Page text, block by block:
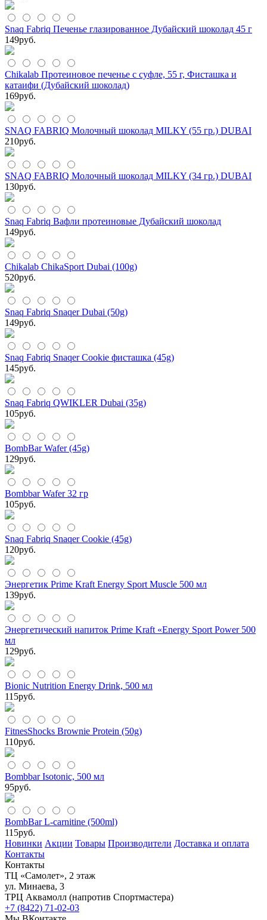
Snaq Fabriq Печенье глазированное Дубайский шоколад 45 г
149руб.
Chikalab Протеиновое печенье с суфле, 55 г, Фисташка и
катаифи (Дубайский шоколад)
169руб.
SNAQ FABRIQ Молочный шоколад MILKY (55 гр.) DUBAI
210руб.
SNAQ FABRIQ Молочный шоколад MILKY (34 гр.) DUBAI
130руб.
Snaq Fabriq Вафли протеиновые Дубайский шоколад
149руб.
Chikalab ChikaSport Dubai (100g)
520руб.
Snaq Fabriq Snaqer Dubai (50g)
149руб.
Snaq Fabriq Snaqer Cookie фисташка (45g)
145руб.
Snaq Fabriq QWIKLER Dubai (35g)
105руб.
BombBar Wafer (45g)
129руб.
Bombbar Wafer 32 гр
105руб.
Snaq Fabriq Snaqer Cookie (45g)
120руб.
Энергетик Prime Kraft Energy Sport Muscle 500 мл
139руб.
Энергетический напиток Prime Kraft «Energy Sport Power 500
мл
129руб.
Bionic Nutrition Energy Drink, 500 мл
115руб.
FitnesShocks Brownie Protein (50g)
110руб.
Bombbar Isotonic, 500 мл
95руб.
BombBar L-carnitine (500ml)
115руб.
Новинки Акции Товары Производители Доставка и оплата
Контакты
Контакты
ТЦ «Самолет», 2 этаж
ул. Минаева, 3
ТРЦ Аквамолл (напротив Спортмастера)
+7 (8422) 71-02-03